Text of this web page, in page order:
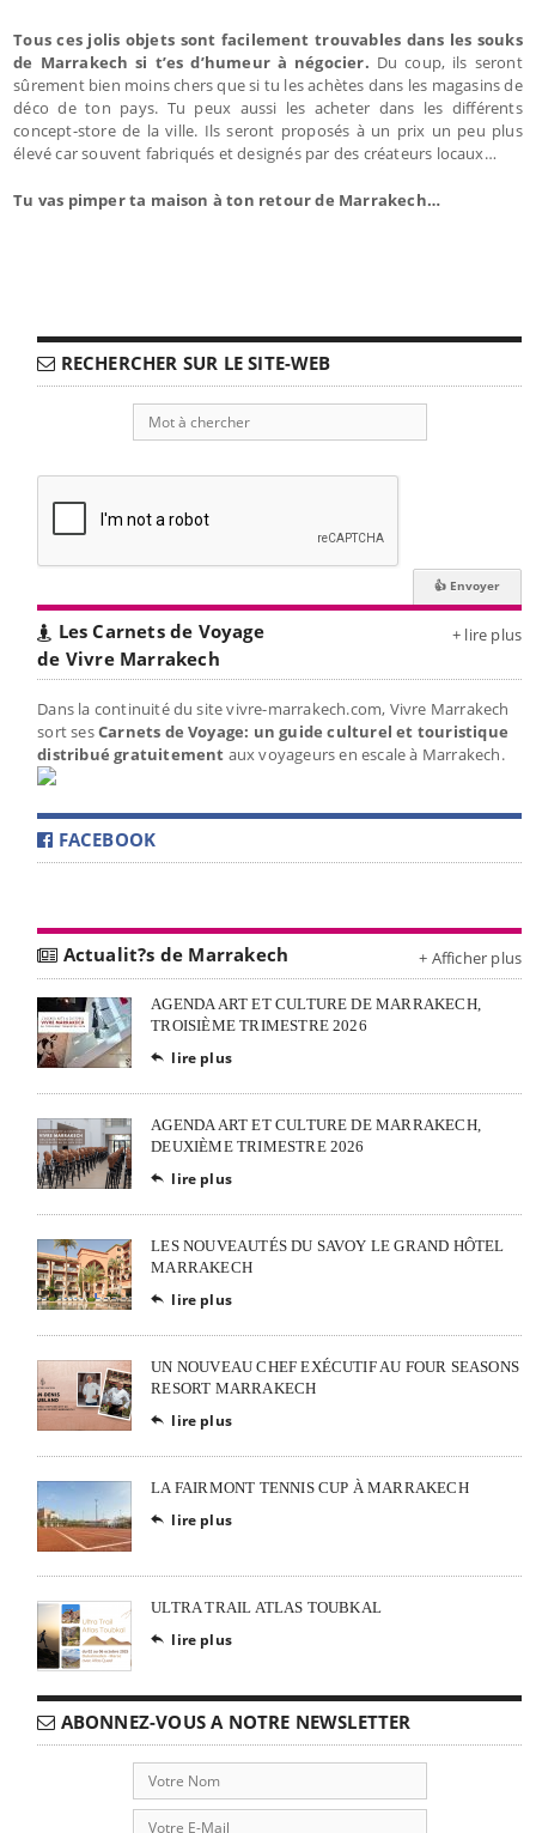
Tous ces jolis objets sont facilement trouvables dans les souks
de Marrakech si t’es d’humeur à négocier. Du coup, ils seront
sûrement bien moins chers que si tu les achètes dans les magasins de
déco de ton pays. Tu peux aussi les acheter dans les différents
concept-store de la ville. Ils seront proposés à un prix un peu plus
élevé car souvent fabriqués et designés par des créateurs locaux…
Tu vas pimper ta maison à ton retour de Marrakech…
RECHERCHER SUR LE SITE-WEB
Les Carnets de Voyage
de Vivre Marrakech
+ lire plus
Dans la continuité du site vivre-marrakech.com, Vivre Marrakech
sort sesCarnets de Voyage: un guide culturel et touristique
distribué gratuitement aux voyageurs en escale à Marrakech.
FACEBOOK
Actualit?s de Marrakech + Afficher plus
AGENDA ART ET CULTURE DE MARRAKECH,
TROISIÈME TRIMESTRE 2026
 lire plus
AGENDA ART ET CULTURE DE MARRAKECH,
DEUXIÈME TRIMESTRE 2026
 lire plus
LES NOUVEAUTÉS DU SAVOY LE GRAND HÔTEL
MARRAKECH
 lire plus
UN NOUVEAU CHEF EXÉCUTIF AU FOUR SEASONS
RESORT MARRAKECH
 lire plus
LA FAIRMONT TENNIS CUP À MARRAKECH
 lire plus
ULTRA TRAIL ATLAS TOUBKAL
 lire plus
ABONNEZ-VOUS A NOTRE NEWSLETTER